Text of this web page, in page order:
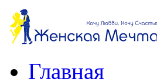
Главная